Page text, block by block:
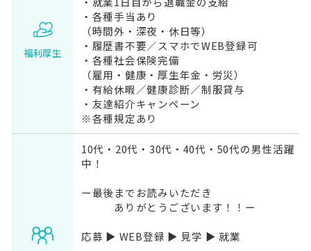
福利厚生
・各種手当あり
（時間外・深夜・休日等）
・履歴書不要／スマホでWEB登録可
・各種社会保険完備
（雇用・健康・厚生年金・労災）
・有給休暇／健康診断／制服貸与
・友達紹介キャンペーン
※各種規定あり
10代・20代・30代・40代・50代の男性活躍
中！
ー最後までお読みいただき
ありがとうございます！！ー
応募 ▶ WEB登録 ▶ 見学 ▶ 就業